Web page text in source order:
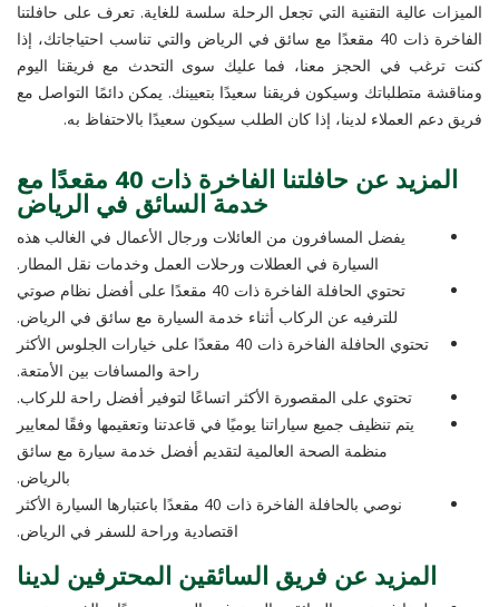
الميزات عالية التقنية التي تجعل الرحلة سلسة للغاية. تعرف على حافلتنا
الفاخرة ذات 40 مقعدًا مع سائق في الرياض والتي تناسب احتياجاتك، إذا
كنت ترغب في الحجز معنا، فما عليك سوى التحدث مع فريقنا اليوم
ومناقشة متطلباتك وسيكون فريقنا سعيدًا بتعيينك. يمكن دائمًا التواصل مع
فريق دعم العملاء لدينا، إذا كان الطلب سيكون سعيدًا بالاحتفاظ به.
المزيد عن حافلتنا الفاخرة ذات 40 مقعدًا مع
خدمة السائق في الرياض
يفضل المسافرون من العائلات ورجال الأعمال في الغالب هذه
السيارة في العطلات ورحلات العمل وخدمات نقل المطار.
تحتوي الحافلة الفاخرة ذات 40 مقعدًا على أفضل نظام صوتي
للترفيه عن الركاب أثناء خدمة السيارة مع سائق في الرياض.
تحتوي الحافلة الفاخرة ذات 40 مقعدًا على خيارات الجلوس الأكثر
راحة والمسافات بين الأمتعة.
تحتوي على المقصورة الأكثر اتساعًا لتوفير أفضل راحة للركاب.
يتم تنظيف جميع سياراتنا يوميًا في قاعدتنا وتعقيمها وفقًا لمعايير
منظمة الصحة العالمية لتقديم أفضل خدمة سيارة مع سائق
بالرياض.
نوصي بالحافلة الفاخرة ذات 40 مقعدًا باعتبارها السيارة الأكثر
اقتصادية وراحة للسفر في الرياض.
المزيد عن فريق السائقين المحترفين لدينا